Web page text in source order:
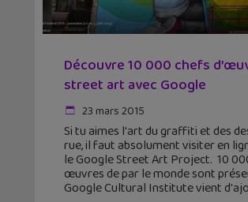
Découvre 10 000 chefs
street art avec Google
23 mars 2015
Si tu aimes l'art du graffiti et des
rue, il faut absolument visiter en
le Google Street Art Project. 10
œuvres de par le monde sont
Google Cultural Institute vient